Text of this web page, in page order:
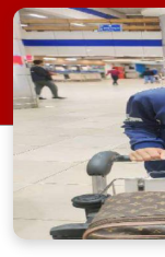
প্রতিনিধিত্ব
আজ দুপুর ১টার
পাকিস্তানের
সদরের ৪নং
তঞ্চঙ্গ্যা